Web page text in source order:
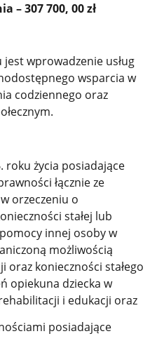
– 307 700, 00 zł
wprowadzenie usług
wsparcia w
codziennego oraz
roku życia posiadające
łącznie ze
orzeczeniu o
stałej lub
innej osoby w
możliwością
oraz konieczności stałego
opiekuna dziecka w
i edukacji oraz
posiadające